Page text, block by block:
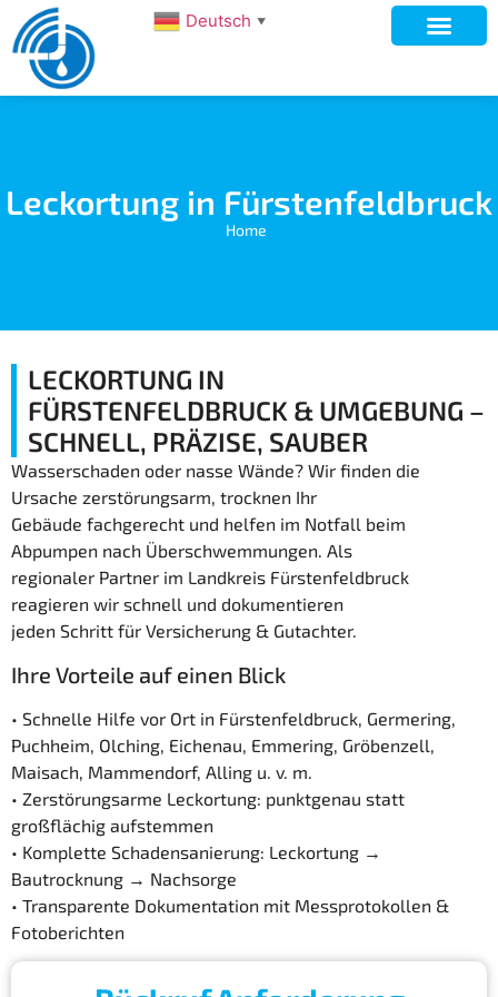
Deutsch ▼
Leckortung in Fürstenfeldbruck
Home
LECKORTUNG IN
FÜRSTENFELDBRUCK & UMGEBUNG –
SCHNELL, PRÄZISE, SAUBER
Wasserschaden oder nasse Wände? Wir finden die
Ursache zerstörungsarm, trocknen Ihr
Gebäude fachgerecht und helfen im Notfall beim
Abpumpen nach Überschwemmungen. Als
regionaler Partner im Landkreis Fürstenfeldbruck
reagieren wir schnell und dokumentieren
jeden Schritt für Versicherung & Gutachter.
Ihre Vorteile auf einen Blick
• Schnelle Hilfe vor Ort in Fürstenfeldbruck, Germering,
Puchheim, Olching, Eichenau, Emmering, Gröbenzell,
Maisach, Mammendorf, Alling u. v. m.
• Zerstörungsarme Leckortung: punktgenau statt
großflächig aufstemmen
• Komplette Schadensanierung: Leckortung →
Bautrocknung → Nachsorge
• Transparente Dokumentation mit Messprotokollen &
Fotoberichten